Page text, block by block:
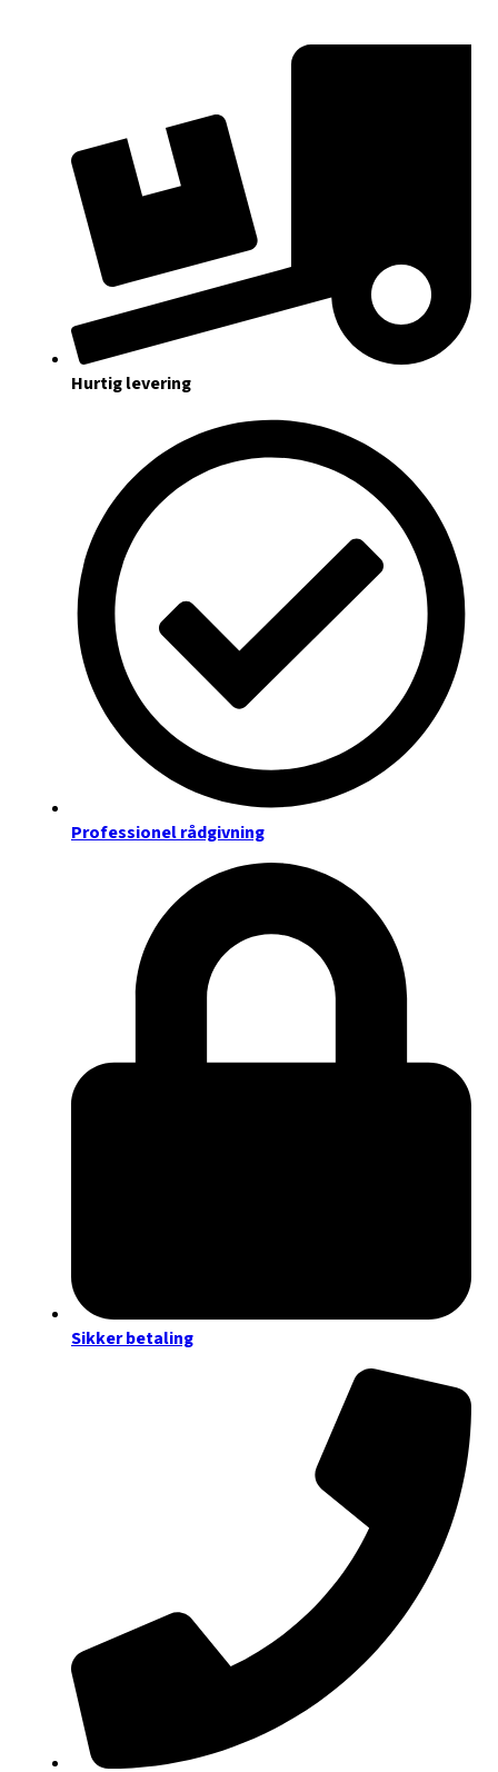
Hurtig levering
Professionel rådgivning
Sikker betaling